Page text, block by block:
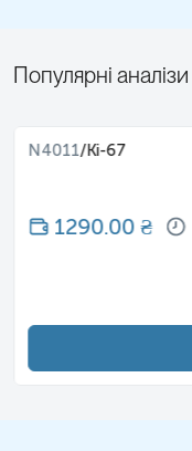
Популярні аналізи
N4011/Ki-67
1290.00₴